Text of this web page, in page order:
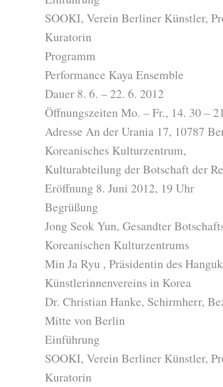
SOOKI, Verein Berliner Künstler,
Kuratorin
Programm
Performance Kaya Ensemble
Dauer 8. 6. – 22. 6. 2012
Öffnungszeiten Mo. – Fr., 14. 30 –
Adresse An der Urania 17, 10787
Koreanisches Kulturzentrum,
Kulturabteilung der Botschaft der
Eröffnung 8. Juni 2012, 19 Uhr
Begrüßung
Jong Seok Yun, Gesandter
Koreanischen Kulturzentrums
Min Ja Ryu , Präsidentin des
Künstlerinnenvereins in Korea
Dr. Christian Hanke, Schirmherr,
Mitte von Berlin
Einführung
SOOKI, Verein Berliner Künstler,
Kuratorin